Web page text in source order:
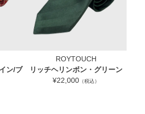
ン/ブ
ROYTOUCH
リッチヘリンボン・グリーン
¥22,000 （税込）